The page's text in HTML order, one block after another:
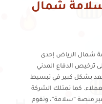
شمال
شمال الرياض إحدى
ترخيص الدفاع المدني
بشكل كبير في تبسيط
كما تمتلك الشركة
منصة “سلامة”، وتقوم